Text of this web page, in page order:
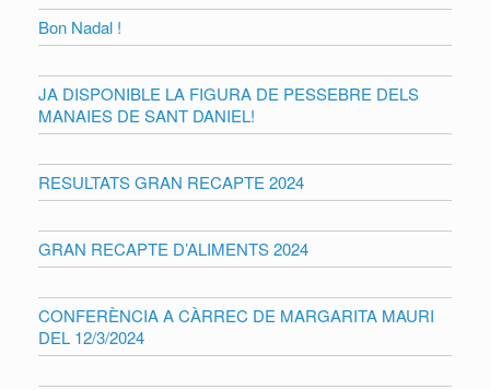
Bon Nadal !
JA DISPONIBLE LA FIGURA DE PESSEBRE DELS
MANAIES DE SANT DANIEL!
RESULTATS GRAN RECAPTE 2024
GRAN RECAPTE D’ALIMENTS 2024
CONFERÈNCIA A CÀRREC DE MARGARITA MAURI
DEL 12/3/2024